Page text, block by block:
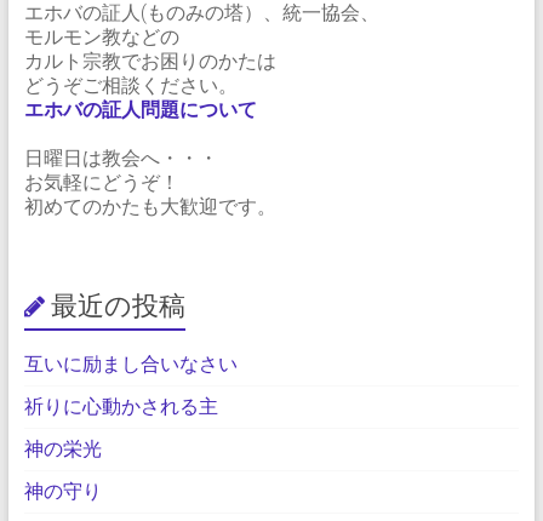
エホバの証人(ものみの塔）、統一協会、
モルモン教などの
カルト宗教でお困りのかたは
どうぞご相談ください。
エホバの証人問題について
日曜日は教会へ・・・
お気軽にどうぞ！
初めてのかたも大歓迎です。
最近の投稿
互いに励まし合いなさい
祈りに心動かされる主
神の栄光
神の守り